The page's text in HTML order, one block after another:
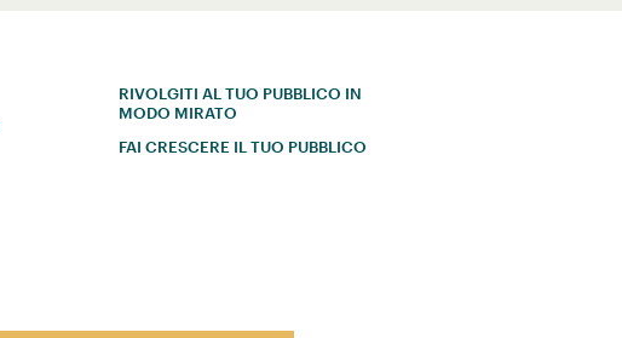
RIVOLGITI AL TUO PUBBLICO IN
MODO MIRATO
FAI CRESCERE IL TUO PUBBLICO